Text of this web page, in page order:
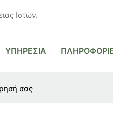
Ιστών.
ΥΠΗΡΕΣΊΑ
σας